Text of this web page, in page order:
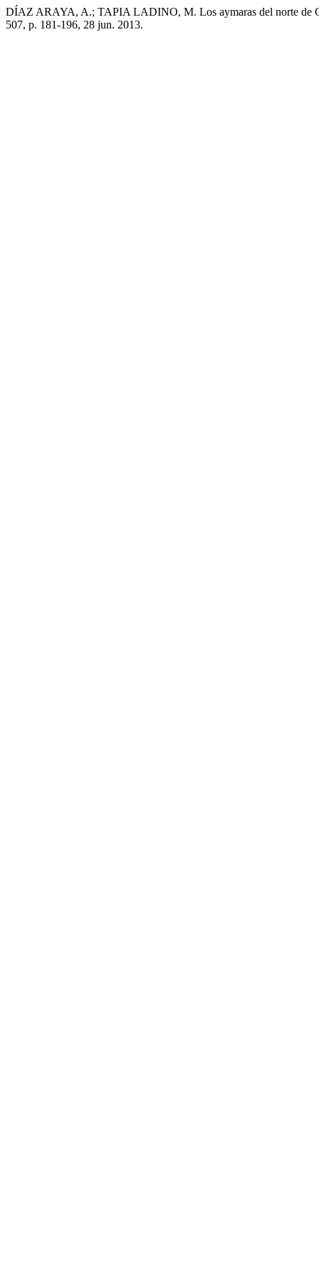
DÍAZ ARAYA, A.; TAPIA LADINO, M. Los aymaras del norte de
507, p. 181-196, 28 jun. 2013.